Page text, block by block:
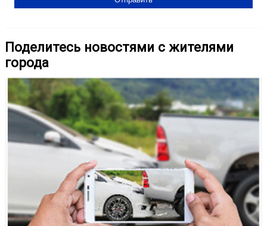
Поделитесь новостями с жителями
города